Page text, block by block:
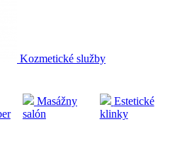
Kozmetické služby
Masážny
salón
Estetické
klinky